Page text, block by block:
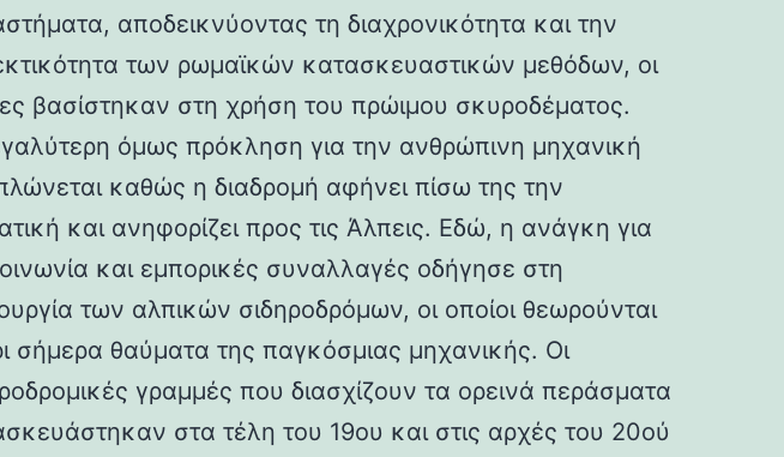
αποδεικνύοντας τη διαχρονικότητα και την
των ρωμαϊκών κατασκευαστικών μεθόδων, οι
βασίστηκαν στη χρήση του πρώιμου σκυροδέματος.
όμως πρόκληση για την ανθρώπινη μηχανική
καθώς η διαδρομή αφήνει πίσω της την
και ανηφορίζει προς τις Άλπεις. Εδώ, η ανάγκη για
και εμπορικές συναλλαγές οδήγησε στη
των αλπικών σιδηροδρόμων, οι οποίοι θεωρούνται
σήμερα θαύματα της παγκόσμιας μηχανικής. Οι
γραμμές που διασχίζουν τα ορεινά περάσματα
στα τέλη του 19ου και στις αρχές του 20ού